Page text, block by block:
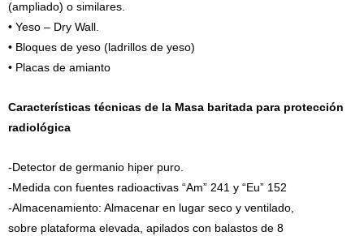
(ampliado) o similares.
• Yeso – Dry Wall.
• Bloques de yeso (ladrillos de yeso)
• Placas de amianto
Características técnicas de la Masa baritada para protección
radiológica
-Detector de germanio hiper puro.
-Medida con fuentes radioactivas “Am” 241 y “Eu” 152
-Almacenamiento: Almacenar en lugar seco y ventilado,
sobre plataforma elevada, apilados con balastos de 8